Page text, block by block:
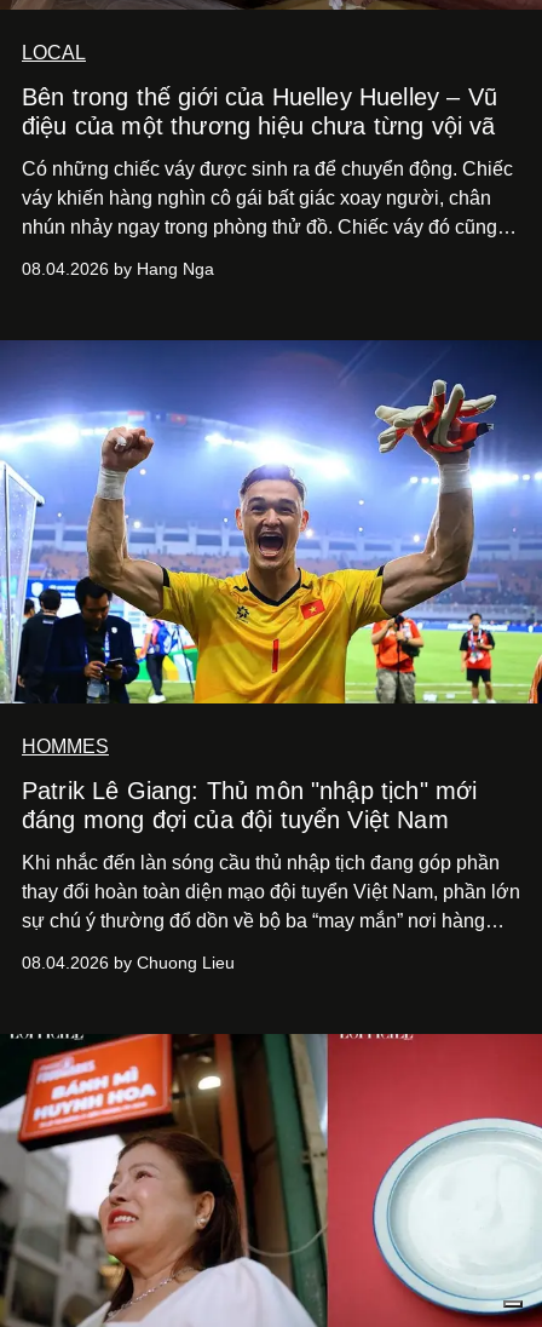
LOCAL
Bên trong thế giới của Huelley Huelley – Vũ
điệu của một thương hiệu chưa từng vội vã
Có những chiếc váy được sinh ra để chuyển động. Chiếc
váy khiến hàng nghìn cô gái bất giác xoay người, chân
nhún nhảy ngay trong phòng thử đồ. Chiếc váy đó cũng
bước thẳng vào ống kính của giới mộ điệu quốc tế.
08.04.2026 by Hang Nga
HOMMES
Patrik Lê Giang: Thủ môn "nhập tịch" mới
đáng mong đợi của đội tuyển Việt Nam
Khi nhắc đến làn sóng cầu thủ nhập tịch đang góp phần
thay đổi hoàn toàn diện mạo đội tuyển Việt Nam, phần lớn
sự chú ý thường đổ dồn về bộ ba “may mắn” nơi hàng
để ý rằng ở phía sau, cũng có một cái tên nhập tịch khác
ngự:Patrik Lê Giang.
08.04.2026 by Chuong Lieu